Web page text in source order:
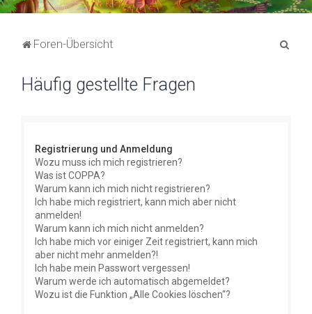
Foren-Übersicht
Häufig gestellte Fragen
Registrierung und Anmeldung
Wozu muss ich mich registrieren?
Was ist COPPA?
Warum kann ich mich nicht registrieren?
Ich habe mich registriert, kann mich aber nicht
anmelden!
Warum kann ich mich nicht anmelden?
Ich habe mich vor einiger Zeit registriert, kann mich
aber nicht mehr anmelden?!
Ich habe mein Passwort vergessen!
Warum werde ich automatisch abgemeldet?
Wozu ist die Funktion „Alle Cookies löschen“?